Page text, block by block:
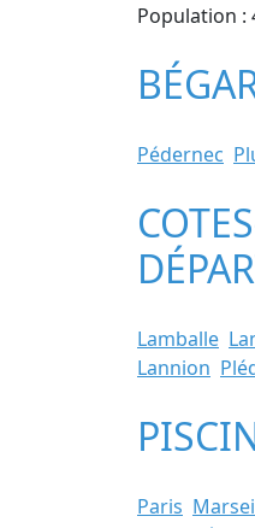
Population :
Pédernec
Lamballe
Lannion
Paris